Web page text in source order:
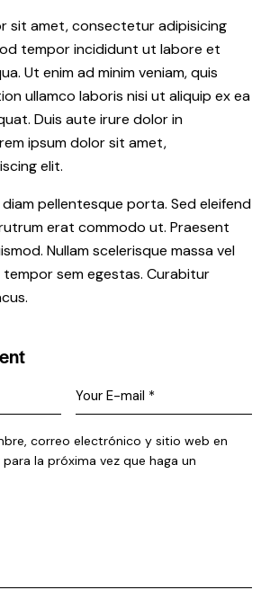
sit amet, consectetur adipisicing
tempor incididunt ut labore et
Ut enim ad minim veniam, quis
ullamco laboris nisi ut aliquip ex ea
Duis aute irure dolor in
ipsum dolor sit amet,
elit.
pellentesque porta. Sed eleifend
erat commodo ut. Praesent
Nullam scelerisque massa vel
sem egestas. Curabitur
correo electrónico y sitio web en
la próxima vez que haga un